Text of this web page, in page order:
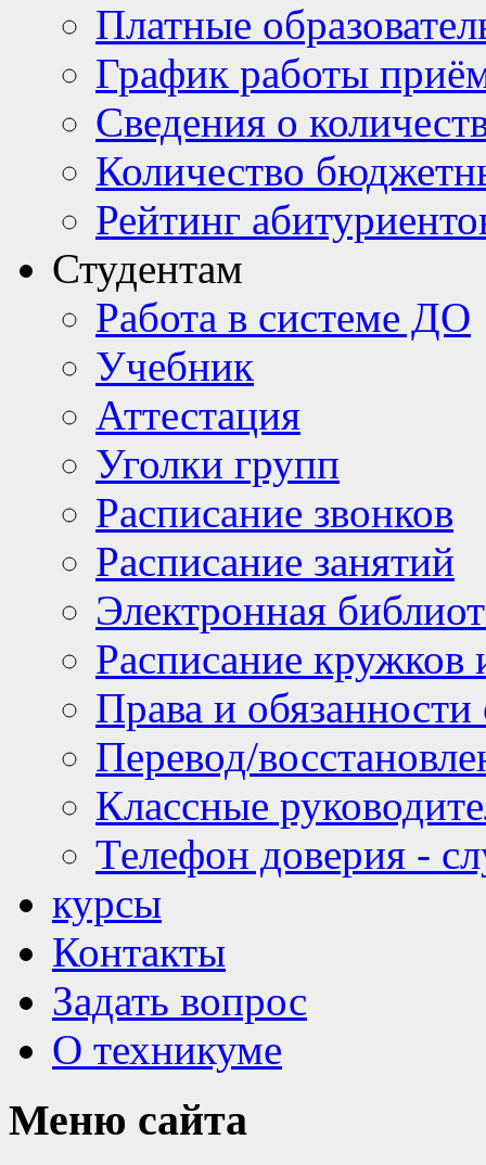
Платные
График работы
Сведения о
Количество
Рейтинг
Студентам
Работа в системе ДО
Учебник
Аттестация
Уголки групп
Расписание звонков
Расписание занятий
Электронная
Расписание кружков
Права и
Перевод/
Классные
Телефон доверия -
курсы
Контакты
Задать вопрос
О техникуме
Меню сайта